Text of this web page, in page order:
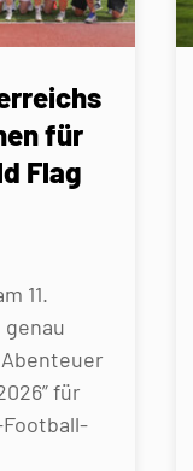
für
Flag
11.
für